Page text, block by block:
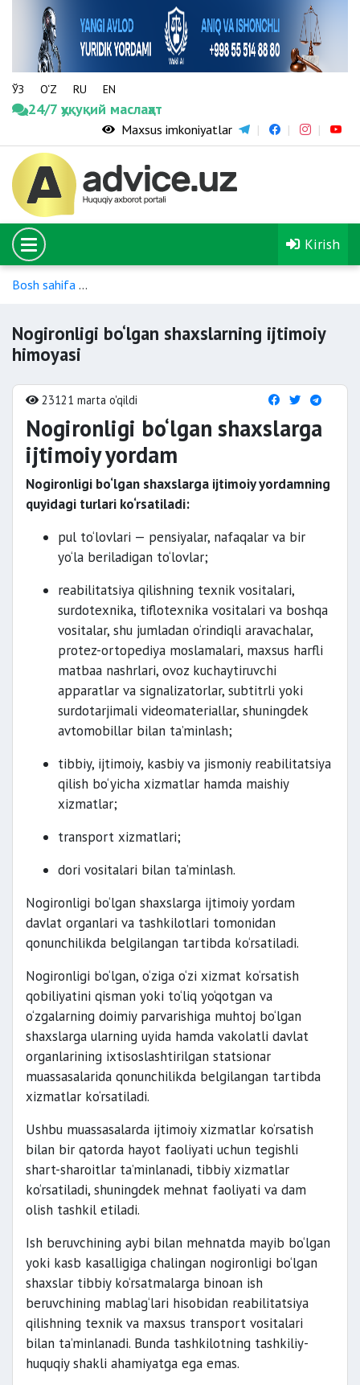
ЎЗ O‘Z RU EN
24/7 ҳуқуқий маслаҳат
Maxsus imkoniyatlar
Kirish
Bosh sahifa
Nogironligi bo‘lgan shaxslarning ijtimoiy
himoyasi
23121 marta o'qildi
Nogironligi bo‘lgan shaxslarga
ijtimoiy yordam
Nogironligi bo‘lgan shaxslarga ijtimoiy yordamning
quyidagi turlari ko‘rsatiladi:
pul to‘lovlari — pensiyalar, nafaqalar va bir
yo‘la beriladigan to‘lovlar;
reabilitatsiya qilishning texnik vositalari,
surdotexnika, tiflotexnika vositalari va boshqa
vositalar, shu jumladan o‘rindiqli aravachalar,
protez-ortopediya moslamalari, maxsus harfli
matbaa nashrlari, ovoz kuchaytiruvchi
apparatlar va signalizatorlar, subtitrli yoki
surdotarjimali videomateriallar, shuningdek
avtomobillar bilan ta’minlash;
tibbiy, ijtimoiy, kasbiy va jismoniy reabilitatsiya
qilish bo‘yicha xizmatlar hamda maishiy
xizmatlar;
transport xizmatlari;
dori vositalari bilan ta’minlash.
Nogironligi bo‘lgan shaxslarga ijtimoiy yordam
davlat organlari va tashkilotlari tomonidan
qonunchilikda belgilangan tartibda ko‘rsatiladi.
Nogironligi bo‘lgan, o‘ziga o‘zi xizmat ko‘rsatish
qobiliyatini qisman yoki to‘liq yo‘qotgan va
o‘zgalarning doimiy parvarishiga muhtoj bo‘lgan
shaxslarga ularning uyida hamda vakolatli davlat
organlarining ixtisoslashtirilgan statsionar
muassasalarida qonunchilikda belgilangan tartibda
xizmatlar ko‘rsatiladi.
Ushbu muassasalarda ijtimoiy xizmatlar ko‘rsatish
bilan bir qatorda hayot faoliyati uchun tegishli
shart-sharoitlar ta’minlanadi, tibbiy xizmatlar
ko‘rsatiladi, shuningdek mehnat faoliyati va dam
olish tashkil etiladi.
Ish beruvchining aybi bilan mehnatda mayib bo‘lgan
yoki kasb kasalligiga chalingan nogironligi bo‘lgan
shaxslar tibbiy ko‘rsatmalarga binoan ish
beruvchining mablag‘lari hisobidan reabilitatsiya
qilishning texnik va maxsus transport vositalari
bilan ta’minlanadi. Bunda tashkilotning tashkiliy-
huquqiy shakli ahamiyatga ega emas.